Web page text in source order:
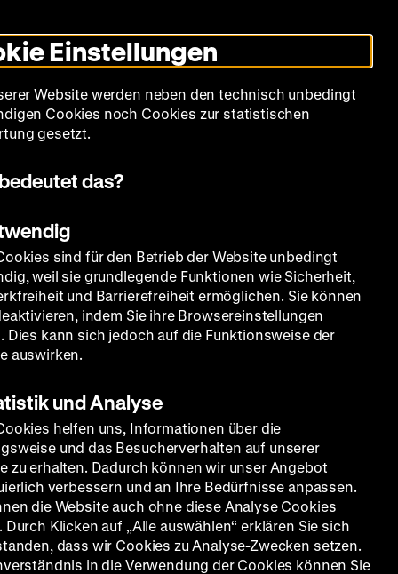
Modus
umschalten
zum
Deutschen
Historischen
in
Deutscher
zum
Deutschen
Historischen
in
Leichter
Sammlung Bildung Museum
Einstellungen
Website werden neben den technisch unbedingt
Cookies noch Cookies zur statistischen
gesetzt.
das?
sind für den Betrieb der Website unbedingt
weil sie grundlegende Funktionen wie Sicherheit,
und Barrierefreiheit ermöglichen. Sie können
indem Sie ihre Browsereinstellungen
Dies kann sich jedoch auf die Funktionsweise der
auswirken.
und Analyse
helfen uns, Informationen über die
und das Besucherverhalten auf unserer
zu erhalten. Dadurch können wir unser Angebot
verbessern und an Ihre Bedürfnisse anpassen.
die Website auch ohne diese Analyse Cookies
Durch Klicken auf „Alle auswählen“ erklären Sie sich
dass wir Cookies zu Analyse-Zwecken setzen.
in die Verwendung der Cookies können Sie